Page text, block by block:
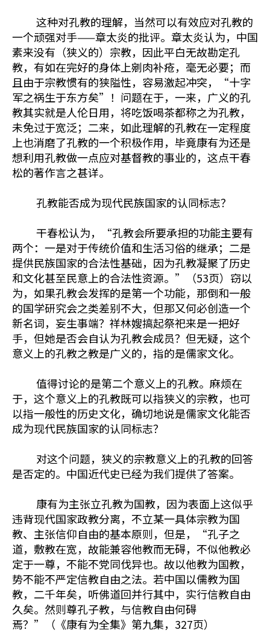
这种对孔教的理解，当然可以有效应对孔教的
一个顽强对手——章太炎的批评。章太炎认为，中国
素来没有（狭义的）宗教，因此平白无故勘定孔
教，有如在完好的身体上剜肉补疮，毫无必要；而
且由于宗教惯有的狭隘性，容易激起冲突，“十字
军之祸生于东方矣”！问题在于，一来，广义的孔
教其实就是人伦日用，将吃饭喝茶都称之为孔教，
未免过于宽泛；二来，如此理解的孔教在一定程度
上也消磨了孔教的一个积极作用，毕竟康有为还是
想利用孔教做一点应对基督教的事业的，这点干春
松的著作言之甚详。
孔教能否成为现代民族国家的认同标志？
干春松认为，“孔教会所要承担的功能主要有
两个：一是对于传统价值和生活习俗的继承；二是
提供民族国家的合法性基础，因为孔教凝聚了历史
和文化甚至民意上的合法性资源。”（53页）窃以
为，如果孔教会发挥的是第一个功能，那倒和一般
的国学研究会之类差别不大，但那又何必创造一个
新名词，妄生事端？祥林嫂搞起祭祀来是一把好
手，但她是否会自认为孔教会成员？但无疑，这个
意义上的孔教之教是广义的，指的是儒家文化。
值得讨论的是第二个意义上的孔教。麻烦在
于，这个意义上的孔教既可以指狭义的宗教，也可
以指一般性的历史文化，确切地说是儒家文化能否
成为现代民族国家的认同标志？
对这个问题，狭义的宗教意义上的孔教的回答
是否定的。中国近代史已经为我们提供了答案。
康有为主张立孔教为国教，因为表面上这似乎
违背现代国家政教分离，不立某一具体宗教为国
教、主张信仰自由的基本原则，但是，“孔子之
道，敷教在宽，故能兼容他教而无碍，不似他教必
定于一尊，不能不党同伐异也。故以他教为国教，
势不能不严定信教自由之法。若中国以儒教为国
教，二千年矣，听佛道回并行其中，实行信教自由
久矣。然则尊孔子教，与信教自由何碍
焉？”（《康有为全集》第九集，327页）